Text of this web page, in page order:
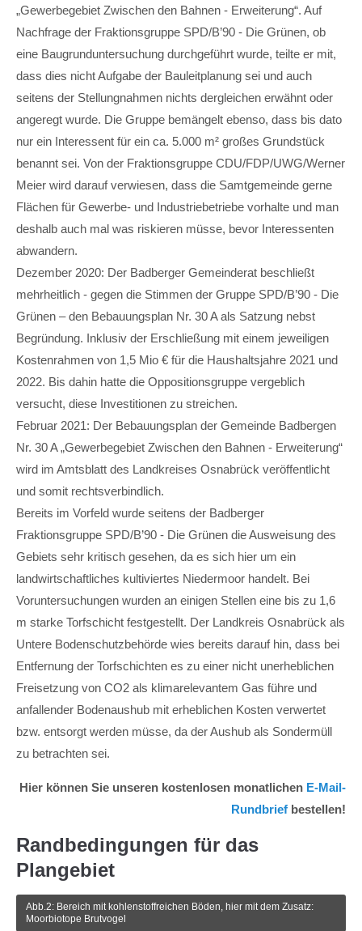
Have any questions?
+44 1234 567 890
Drop us a line
info@yourdomain.com
About us
Lorem ipsum dolor sit amet, consectetuer
adipiscing elit.
Aenean commodo ligula eget dolor. Aenean massa.
montes, nascetur ridiculus mus. Donec quam felis,
ultricies nec.
„Gewerbegebiet Zwischen den Bahnen - Erweiterung“. Auf
Nachfrage der Fraktionsgruppe SPD/B’90 - Die Grünen, ob
eine Baugrunduntersuchung durchgeführt wurde, teilte er mit,
dass dies nicht Aufgabe der Bauleitplanung sei und auch
seitens der Stellungnahmen nichts dergleichen erwähnt oder
angeregt wurde. Die Gruppe bemängelt ebenso, dass bis dato
nur ein Interessent für ein ca. 5.000 m² großes Grundstück
benannt sei. Von der Fraktionsgruppe CDU/FDP/UWG/Werner
Meier wird darauf verwiesen, dass die Samtgemeinde gerne
Flächen für Gewerbe- und Industriebetriebe vorhalte und man
deshalb auch mal was riskieren müsse, bevor Interessenten
abwandern.
Dezember 2020: Der Badberger Gemeinderat beschließt
mehrheitlich - gegen die Stimmen der Gruppe SPD/B’90 - Die
Grünen – den Bebauungsplan Nr. 30 A als Satzung nebst
Begründung. Inklusiv der Erschließung mit einem jeweiligen
Kostenrahmen von 1,5 Mio € für die Haushaltsjahre 2021 und
2022. Bis dahin hatte die Oppositionsgruppe vergeblich
versucht, diese Investitionen zu streichen.
Februar 2021: Der Bebauungsplan der Gemeinde Badbergen
Nr. 30 A „Gewerbegebiet Zwischen den Bahnen - Erweiterung“
wird im Amtsblatt des Landkreises Osnabrück veröffentlicht
und somit rechtsverbindlich.
Bereits im Vorfeld wurde seitens der Badberger
Fraktionsgruppe SPD/B’90 - Die Grünen die Ausweisung des
Gebiets sehr kritisch gesehen, da es sich hier um ein
landwirtschaftliches kultiviertes Niedermoor handelt. Bei
Voruntersuchungen wurden an einigen Stellen eine bis zu 1,6
m starke Torfschicht festgestellt. Der Landkreis Osnabrück als
Untere Bodenschutzbehörde wies bereits darauf hin, dass bei
Entfernung der Torfschichten es zu einer nicht unerheblichen
Freisetzung von CO2 als klimarelevantem Gas führe und
anfallender Bodenaushub mit erheblichen Kosten verwertet
bzw. entsorgt werden müsse, da der Aushub als Sondermüll
zu betrachten sei.
Hier können Sie unseren kostenlosen monatlichen E-Mail-
Rundbrief bestellen!
Randbedingungen für das
Plangebiet
Abb.2: Bereich mit kohlenstoffreichen Böden, hier mit dem Zusatz:
Moorbiotope Brutvogel